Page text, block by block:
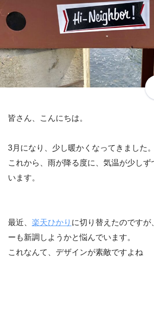
皆さん、こんにちは。
3月になり、少し暖かくなってきました。
これから、雨が降る度に、気温が少しず
います。
最近、 楽天ひかり に切り替えたのですが
ーも新調しようかと悩んでいます。
これなんて、デザインが素敵ですよね